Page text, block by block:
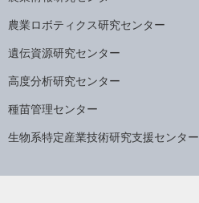
農業ロボティクス研究センター
遺伝資源研究センター
高度分析研究センター
種苗管理センター
生物系特定産業技術研究支援センター